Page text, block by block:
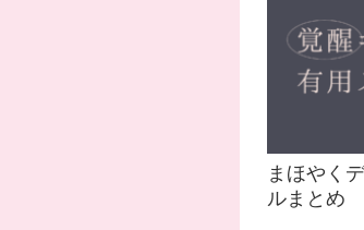
まほやく
ルまとめ